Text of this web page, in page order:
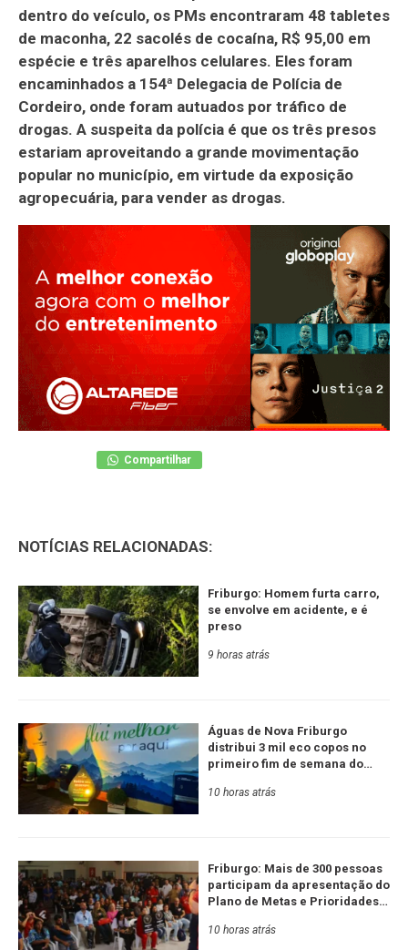
dentro do veículo, os PMs encontraram 48 tabletes
de maconha, 22 sacolés de cocaína, R$ 95,00 em
espécie e três aparelhos celulares. Eles foram
encaminhados a 154ª Delegacia de Polícia de
Cordeiro, onde foram autuados por tráfico de
drogas. A suspeita da polícia é que os três presos
estariam aproveitando a grande movimentação
popular no município, em virtude da exposição
agropecuária, para vender as drogas.
Compartilhar
NOTÍCIAS RELACIONADAS:
Friburgo: Homem furta carro,
se envolve em acidente, e é
preso
9 horas atrás
Águas de Nova Friburgo
distribui 3 mil eco copos no
primeiro fim de semana do
10 horas atrás
Friburgo: Mais de 300 pessoas
participam da apresentação do
Plano de Metas e Prioridades
10 horas atrás